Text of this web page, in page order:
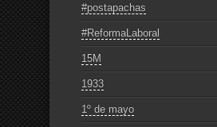
#postapachas
#ReformaLaboral
15M
1933
1º de mayo